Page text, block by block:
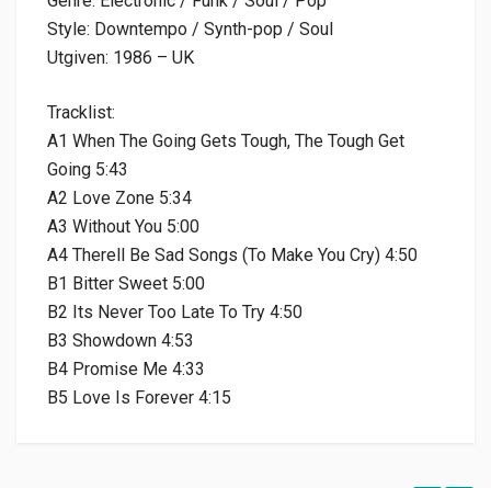
Style: Downtempo / Synth-pop / Soul
Utgiven: 1986 – UK
Tracklist:
A1 When The Going Gets Tough, The Tough Get
Going 5:43
A2 Love Zone 5:34
A3 Without You 5:00
A4 Therell Be Sad Songs (To Make You Cry) 4:50
B1 Bitter Sweet 5:00
B2 Its Never Too Late To Try 4:50
B3 Showdown 4:53
B4 Promise Me 4:33
B5 Love Is Forever 4:15